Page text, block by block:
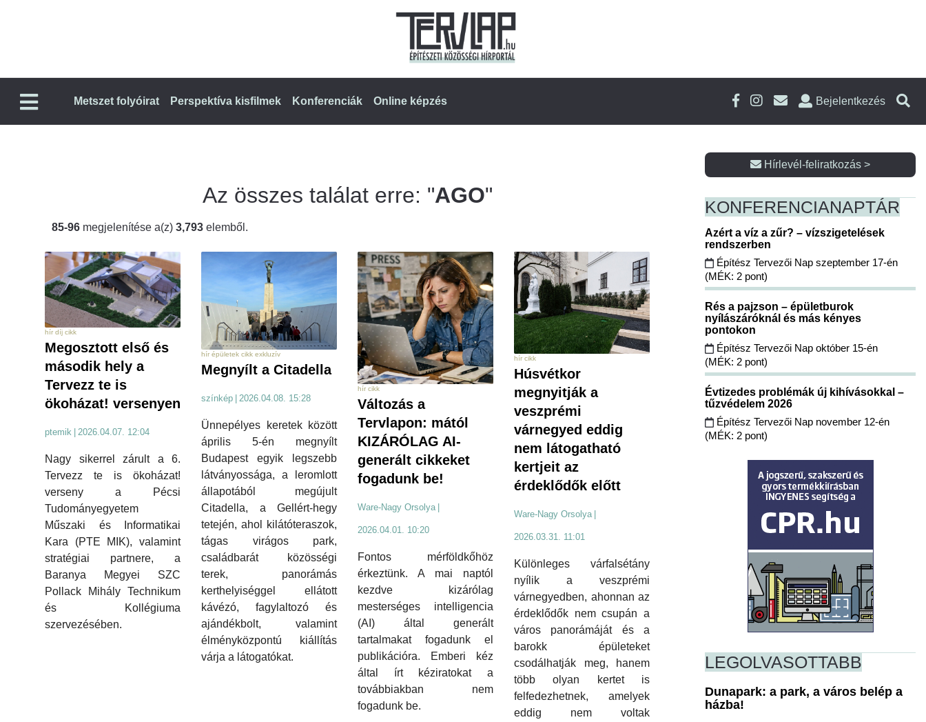
Metszet folyóirat Perspektíva kisfilmek Konferenciák Online képzés Bejelentkezés
Az összes találat erre: "AGO"
85-96 megjelenítése a(z) 3,793 elemből.
hír díj cikk
Megosztott első és
második hely a
Tervezz te is
ökoházat! versenyen
ptemik 2026.04.07. 12:04
Nagy sikerrel zárult a 6.
Tervezz te is ökoházat!
verseny a Pécsi
Tudományegyetem
Műszaki és Informatikai
Kara (PTE MIK), valamint
stratégiai partnere, a
Baranya Megyei SZC
Pollack Mihály Technikum
és Kollégiuma
szervezésében.
hír épületek cikk exkluzív
Megnyílt a Citadella
színkép 2026.04.08. 15:28
Ünnepélyes keretek között
április 5-én megnyílt
Budapest egyik legszebb
látványossága, a leromlott
állapotából megújult
Citadella, a Gellért-hegy
tetején, ahol kilátóteraszok,
tágas virágos park,
családbarát közösségi
terek, panorámás
kerthelyiséggel ellátott
kávézó, fagylaltozó és
ajándékbolt, valamint
élményközpontú kiállítás
várja a látogatókat.
hír cikk
Változás a
Tervlapon: mától
KIZÁRÓLAG AI-
generált cikkeket
fogadunk be!
Ware-Nagy Orsolya
2026.04.01. 10:20
Fontos mérföldkőhöz
érkeztünk. A mai naptól
kezdve kizárólag
mesterséges intelligencia
(AI) által generált
tartalmakat fogadunk el
publikációra. Emberi kéz
által írt kéziratokat a
továbbiakban nem
fogadunk be.
hír cikk
Húsvétkor
megnyitják a
veszprémi
várnegyed eddig
nem látogatható
kertjeit az
érdeklődők előtt
Ware-Nagy Orsolya |
2026.03.31. 11:01
Különleges várfalsétány
nyílik a veszprémi
várnegyedben, ahonnan az
érdeklődők nem csupán a
város panorámáját és a
barokk épületeket
csodálhatják meg, hanem
több olyan kertet is
felfedezhetnek, amelyek
eddig nem voltak
Hírlevél-feliratkozás >
KONFERENCIANAPTÁR
Azért a víz a zűr? – vízszigetelések
rendszerben
Építész Tervezői Nap szeptember 17-én
(MÉK: 2 pont)
Rés a pajzson – épületburok
nyílászáróknál és más kényes
pontokon
Építész Tervezői Nap október 15-én
(MÉK: 2 pont)
Évtizedes problémák új kihívásokkal –
tűzvédelem 2026
Építész Tervezői Nap november 12-én
(MÉK: 2 pont)
LEGOLVASOTTABB
Dunapark: a park, a város belép a
házba!